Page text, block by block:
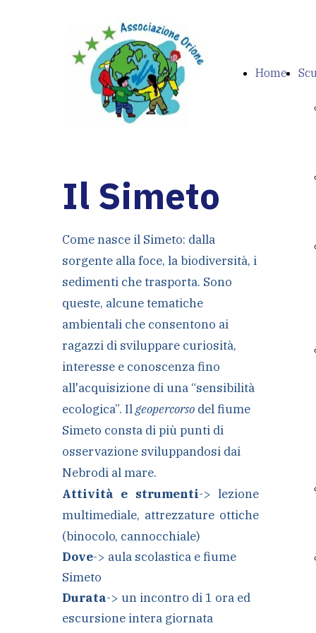
Home
Il Simeto
Come nasce il Simeto: dalla
sorgente alla foce, la biodiversità, i
sedimenti che trasporta. Sono
queste, alcune tematiche
ambientali che consentono ai
ragazzi di sviluppare curiosità,
interesse e conoscenza fino
all'acquisizione di una “sensibilità
ecologica”. Ilgeopercorso del fiume
Simeto consta di più punti di
osservazione sviluppandosi dai
Nebrodi al mare.
Attività e strumenti-> lezione
multimediale, attrezzature ottiche
(binocolo, cannocchiale)
Dove-> aula scolastica e fiume
Simeto
Durata-> un incontro di 1 ora ed
escursione intera giornata